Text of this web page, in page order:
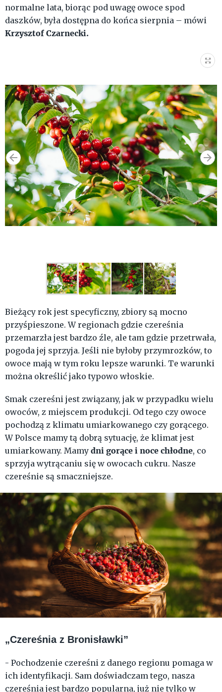
normalne lata, biorąc pod uwagę owoce spod
daszków, była dostępna do końca sierpnia – mówi
Krzysztof Czarnecki.
Bieżący rok jest specyficzny, zbiory są mocno
przyśpieszone. W regionach gdzie czereśnia
przemarzła jest bardzo źle, ale tam gdzie przetrwała,
pogoda jej sprzyja. Jeśli nie byłoby przymrozków, to
owoce mają w tym roku lepsze warunki. Te warunki
można określić jako typowo włoskie.
Smak czereśni jest związany, jak w przypadku wielu
owoców, z miejscem produkcji. Od tego czy owoce
pochodzą z klimatu umiarkowanego czy gorącego.
W Polsce mamy tą dobrą sytuację, że klimat jest
umiarkowany. Mamy dni gorące i noce chłodne, co
sprzyja wytrącaniu się w owocach cukru. Nasze
czereśnie są smaczniejsze.
„Czereśnia z Bronisławki”
- Pochodzenie czereśni z danego regionu pomaga w
ich identyfikacji. Sam doświadczam tego, nasza
czereśnia jest bardzo popularna, już nie tylko w